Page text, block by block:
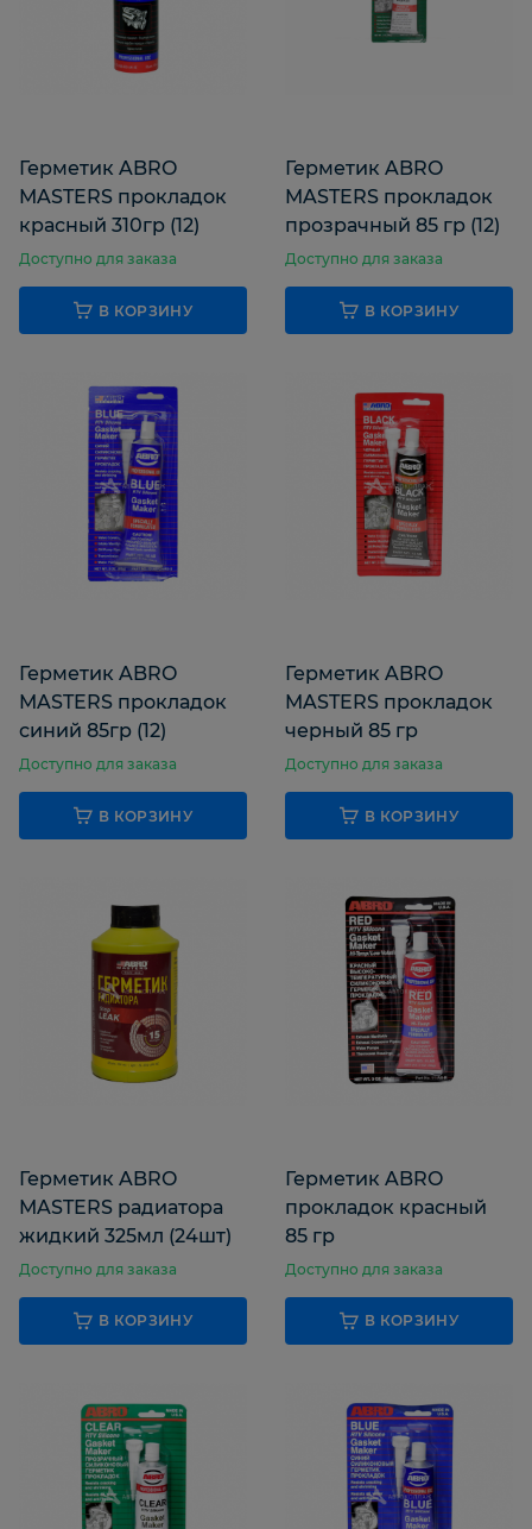
Герметик ABRO
MASTERS прокладок
красный 310гр (12)
Доступно для заказа
В КОРЗИНУ
Герметик ABRO
MASTERS прокладок
прозрачный 85 гр (12)
Доступно для заказа
В КОРЗИНУ
Герметик ABRO
MASTERS прокладок
синий 85гр (12)
Доступно для заказа
В КОРЗИНУ
Герметик ABRO
MASTERS прокладок
черный 85 гр
Доступно для заказа
В КОРЗИНУ
Герметик ABRO
MASTERS радиатора
жидкий 325мл (24шт)
Доступно для заказа
В КОРЗИНУ
Герметик ABRO
прокладок красный
85 гр
Доступно для заказа
В КОРЗИНУ